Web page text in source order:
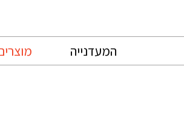
המעדנייה